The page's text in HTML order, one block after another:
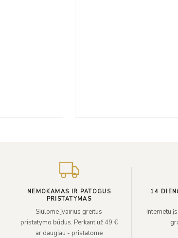
NEMOKAMAS IR PATOGUS
PRISTATYMAS
Siūlome įvairius greitus
pristatymo būdus. Perkant už 49 €
ar daugiau - pristatome
14
Internetu